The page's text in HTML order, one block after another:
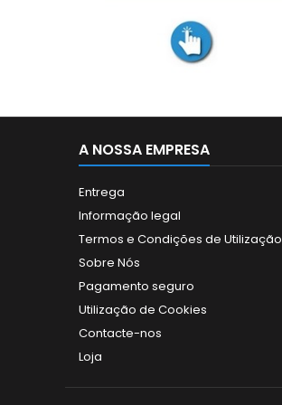
A NOSSA EMPRESA
Entrega
Informação legal
Termos e Condições de Utilização
Sobre Nós
Pagamento seguro
Utilização de Cookies
Contacte-nos
Loja